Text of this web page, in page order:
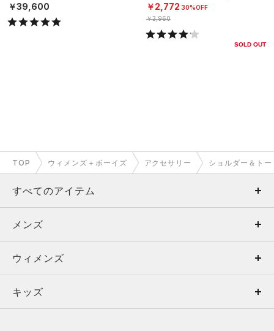
￥39,600 ￥2,772 30%OFF
￥3,960
SOLD OUT
TOP ウィメンズ＋ボーイズ アクセサリー ショルダー＆ト
すべてのアイテム
メンズ
ウィメンズ
キッズ
メンズ
トップス
ボトムス
ウィメンズ
トップス
キッズ